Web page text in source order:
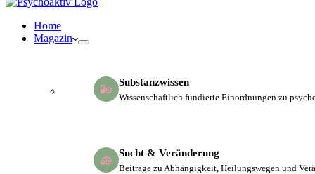
Home
Magazin
Substanzwissen
Wissenschaftlich fundierte Einordnungen zu
Sucht & Veränderung
Beiträge zu Abhängigkeit, Heilungswegen und